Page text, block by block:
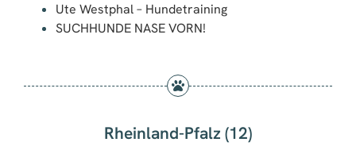
Ute Westphal – Hundetraining
SUCHHUNDE NASE VORN!
Rheinland-Pfalz (12)